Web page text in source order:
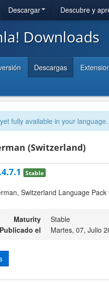
Descargar Descubre y
Downloads
Descargas
fully available in your
(Switzerland)
Stable
Switzerland Language
Maturity
Stable
Publicado el
Martes, 07, Julio